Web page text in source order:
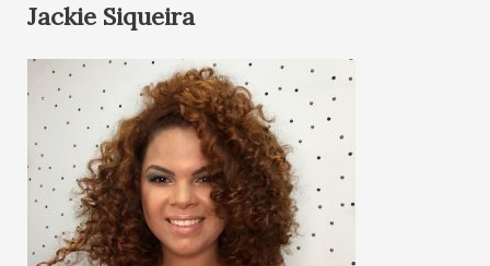
Jackie Siqueira